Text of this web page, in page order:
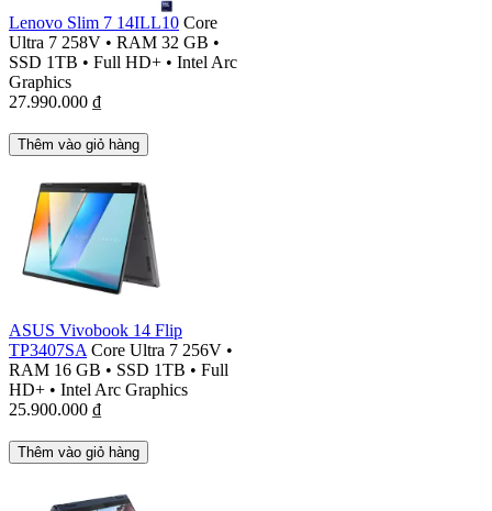
Lenovo Slim 7 14ILL10 Core
Ultra 7 258V • RAM 32 GB •
SSD 1TB • Full HD+ • Intel Arc
Graphics
27.990.000 ₫
Thêm vào giỏ hàng
ASUS Vivobook 14 Flip
TP3407SA Core Ultra 7 256V •
RAM 16 GB • SSD 1TB • Full
HD+ • Intel Arc Graphics
25.900.000 ₫
Thêm vào giỏ hàng